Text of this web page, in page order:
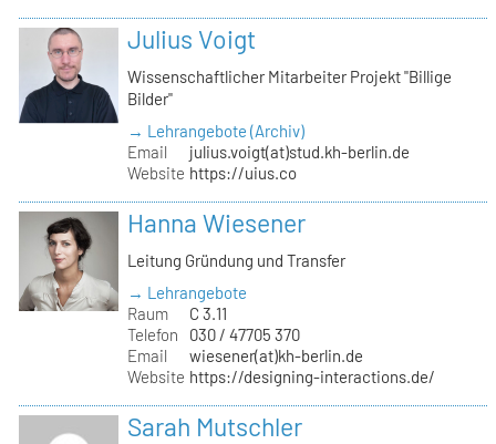
Julius Voigt
Wissenschaftlicher Mitarbeiter Projekt "Billige
Bilder"
→ Lehrangebote (Archiv)
Email
julius.voigt(at)stud.kh-berlin.de
Website https://uius.co
Hanna Wiesener
Leitung Gründung und Transfer
→ Lehrangebote
Raum
C 3.11
Telefon
030 / 47705 370
Email
wiesener(at)kh-berlin.de
Website https://designing-interactions.de/
Sarah Mutschler